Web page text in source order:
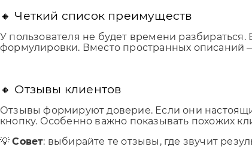
🔸 Четкий список преимуществ
У пользователя не будет времени
формулировки. Вместо пространных описаний —
🔸 Отзывы клиентов
Отзывы формируют доверие. Если они
кнопку. Особенно важно показывать похожих
💡Совет: выбирайте те отзывы, где звучит